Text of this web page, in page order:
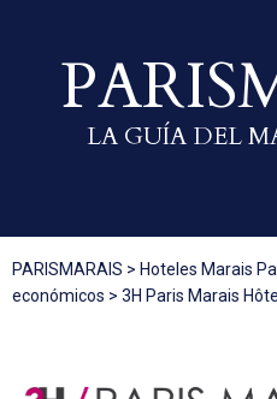
LA GUÍA DEL
PARISMARAIS > Hoteles Marais
económicos > 3H Paris Marais Hôtel